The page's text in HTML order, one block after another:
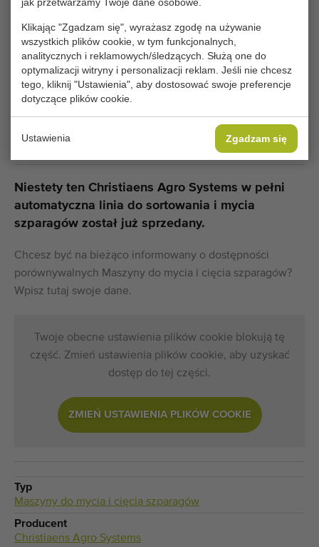
Klikając "Zgadzam się", wyrażasz zgodę na używanie
wszystkich plików cookie, w tym funkcjonalnych,
analitycznych i reklamowych/śledzących. Służą one do
optymalizacji witryny i personalizacji reklam. Jeśli nie chcesz
tego, kliknij "Ustawienia", aby dostosować swoje preferencje
dotyczące plików cookie.
Ustawienia Zgadzam się
Specyfikacja techniczna:
Model: Type 7000 / 1500 / 1000
Rok: 2008
Niestety ten Christiaens Agro Systems w pełni
automatyczna linia do sortowania i mycia
szparagów został już sprzedany.
Chcesz być na bieżąco informowany o dostępności
porównywalnych Maszyny do mycia i cięcia szparagów?
Wpisz tutaj swoje dane.
Twoje obecne ustawienia plików cookie blokują tę
część. Zmień ustawienia plików cookie, aby uzyskać
dostęp do tej części.
ZMIEŃ USTAWIENIA PLIKÓW COOKIE
Typ
Maszyny do mycia i cięcia szparagów
Producent
Christiaens Agro Systems